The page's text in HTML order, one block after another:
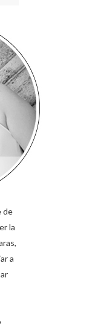
de
la
a